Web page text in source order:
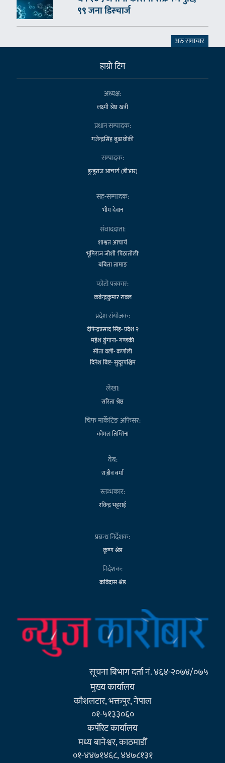
९९ जना डिस्चार्ज
अरु समाचार
हाम्राे टिम
अध्यक्ष:
लक्ष्मी श्रेष्ठ खत्री
प्रधान सम्पादक:
गजेन्द्रसिंह बुढाथोकी
सम्पादक:
डुन्डुराज आचार्य (डीआर)
सह-सम्पादक:
भीम देवान
संवाददाता:
शाश्वत आचार्य
भूमिराज जोशी 'पिठातोली'
बबिता तामाङ
फोटो पत्रकार:
कबेन्द्रकुमार रावल
प्रदेश संयोजक:
दीपेन्द्रप्रसाद सिंह- प्रदेश २
महेश ढुंगाना- गण्डकी
सीता वली- कर्णाली
दिनेश बिष्ट- सुदूरपश्चिम
लेखा:
सरिता श्रेष्ठ
चिफ मार्केटिङ अफिसर:
कोमल तिम्सिना
वेब:
सञ्जीव बर्मा
स्तम्भकार:
रविन्द्र भट्टराई
प्रबन्ध निर्देशक:
कृष्ण श्रेष्ठ
निर्देशक:
कविदास श्रेष्ठ
सूचना बिभाग दर्ता नं. ४६४-२०७४/०७५
मुख्य कार्यालय
कौशलटार, भक्तपुर, नेपाल
०१-५१३३०६०
कर्पाेरेट कार्यालय
मध्य बानेश्वर, काठमाडौँ
०१-४४७१४६८, ४४७८१३१